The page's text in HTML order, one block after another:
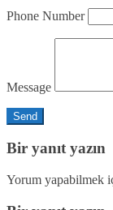
Phone Number
Message
Bir yanıt yazın
Yorum yapabilmek